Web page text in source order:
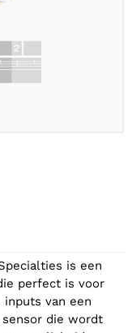
is een
perfect is voor
van een
die wordt